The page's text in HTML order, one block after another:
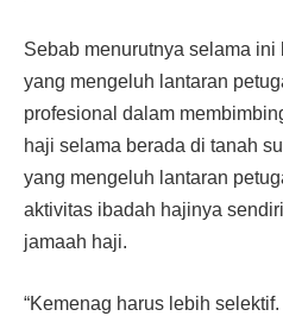
Sebab menurutnya selama
yang mengeluh lantaran
profesional dalam
haji selama berada di tanah
yang mengeluh lantaran
aktivitas ibadah hajinya
jamaah haji.
“Kemenag harus lebih